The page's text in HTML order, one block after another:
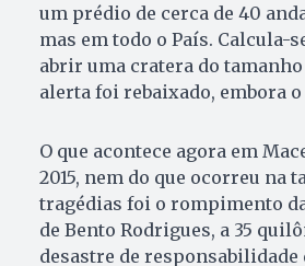
um prédio de cerca de 40
mas em todo o País. Calcula-
abrir uma cratera do
alerta foi rebaixado, embora
O que acontece agora em
2015, nem do que ocorreu
tragédias foi o rompimento
de Bento Rodrigues, a 35
desastre de